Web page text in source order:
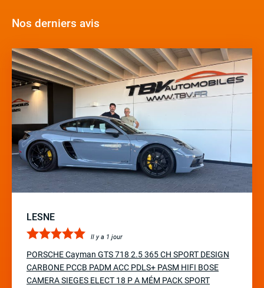
Nos derniers avis
LESNE
Il y a 1 jour
PORSCHE Cayman GTS 718 2.5 365 CH SPORT DESIGN
CARBONE PCCB PADM ACC PDLS+ PASM HIFI BOSE
CAMERA SIEGES ELECT 18 P A MÉM PACK SPORT